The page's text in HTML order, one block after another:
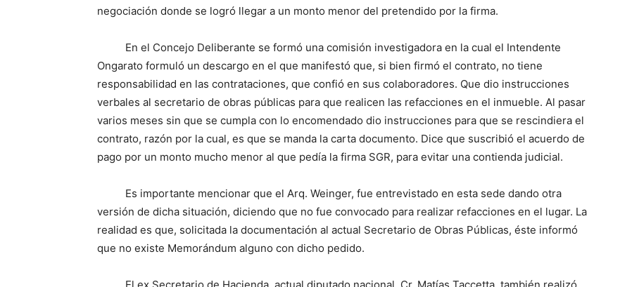
negociación donde se logró llegar a un monto menor del pretendido por la firma.
En el Concejo Deliberante se formó una comisión investigadora en la cual el Intendente
Ongarato formuló un descargo en el que manifestó que, si bien firmó el contrato, no tiene
responsabilidad en las contrataciones, que confió en sus colaboradores. Que dio instrucciones
verbales al secretario de obras públicas para que realicen las refacciones en el inmueble. Al pasar
varios meses sin que se cumpla con lo encomendado dio instrucciones para que se rescindiera el
contrato, razón por la cual, es que se manda la carta documento. Dice que suscribió el acuerdo de
pago por un monto mucho menor al que pedía la firma SGR, para evitar una contienda judicial.
Es importante mencionar que el Arq. Weinger, fue entrevistado en esta sede dando otra
versión de dicha situación, diciendo que no fue convocado para realizar refacciones en el lugar. La
realidad es que, solicitada la documentación al actual Secretario de Obras Públicas, éste informó
que no existe Memorándum alguno con dicho pedido.